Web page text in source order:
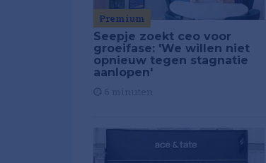
Premium
Seepje zoekt ceo voor
groeifase: 'We willen niet
opnieuw tegen stagnatie
aanlopen'